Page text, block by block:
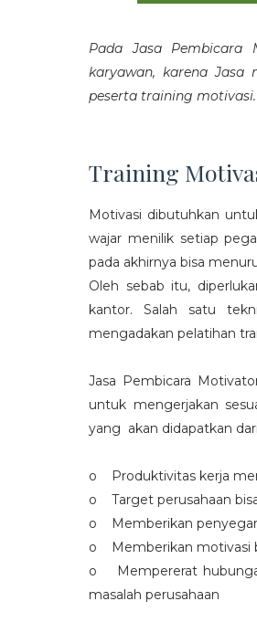
Pada Jasa Pembicara
karyawan, karena Jasa
peserta training motivasi.
Training
Motivasi dibutuhkan
wajar menilik setiap
pada akhirnya bisa
Oleh sebab itu,
kantor. Salah satu
mengadakan pelatihan
Jasa Pembicara
untuk mengerjakan
yang akan didapatkan
o Produktivitas kerja
o Target perusahaan
o Memberikan
o Memberikan motivasi
o Mempererat
masalah perusahaan